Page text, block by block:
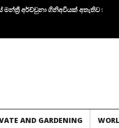
ගිනිඅවියක් අතැතිව කාන්තාවක් සමග
AND GARDENING